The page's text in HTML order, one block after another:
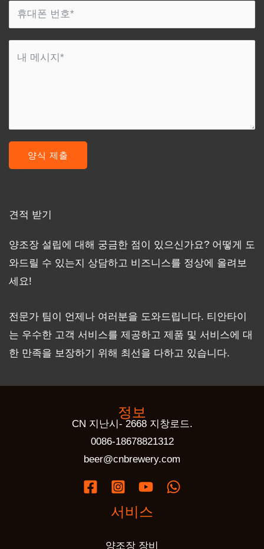
양식 제출
견적 받기
양조장 설립에 대해 궁금한 점이 있으신가요? 어떻게 도
와드릴 수 있는지 상담하고 비즈니스를 정상에 올려보
세요!
전문가 팀이 언제나 여러분을 도와드립니다. 티안타이
는 우수한 고객 서비스를 제공하고 제품 및 서비스에 대
한 만족을 보장하기 위해 최선을 다하고 있습니다.
정보
CN 지난시- 2668 지창로드.
0086-18678821312
beer@cnbrewery.com
서비스
양조장 장비